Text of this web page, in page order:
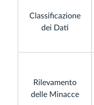
Classificazione
dei Dati
Rilevamento
delle Minacce